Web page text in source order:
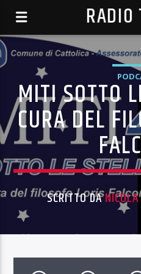
MITI SOTTO
CURA DEL
SCRITTO DANICOLA